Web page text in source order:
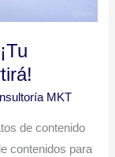
MKT
de contenido
contenidos para